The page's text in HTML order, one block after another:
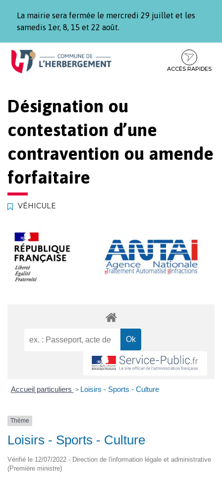
La mairie sera fermée le mercredi 29 juillet et les
samedis 1er, 8, 15 et 22 août.
Aller
Aller
contenu
Aller
pied
ACCÈS RAPIDES
Désignation ou
contestation d’une
contravention ou amende
forfaitaire
VÉHICULE
Accueil particuliers > Loisirs - Sports - Culture
Thème
Loisirs - Sports - Culture
Vérifié le 12/07/2022 - Direction de l'information légale et administrative
(Première ministre)